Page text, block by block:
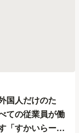
国人だけのた
の従業員が働
「すかいらーく